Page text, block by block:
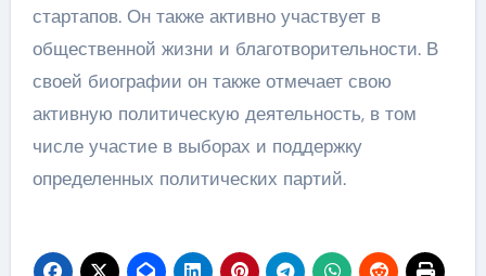
стартапов. Он также активно участвует в
общественной жизни и благотворительности. В
своей биографии он также отмечает свою
активную политическую деятельность, в том
числе участие в выборах и поддержку
определенных политических партий.